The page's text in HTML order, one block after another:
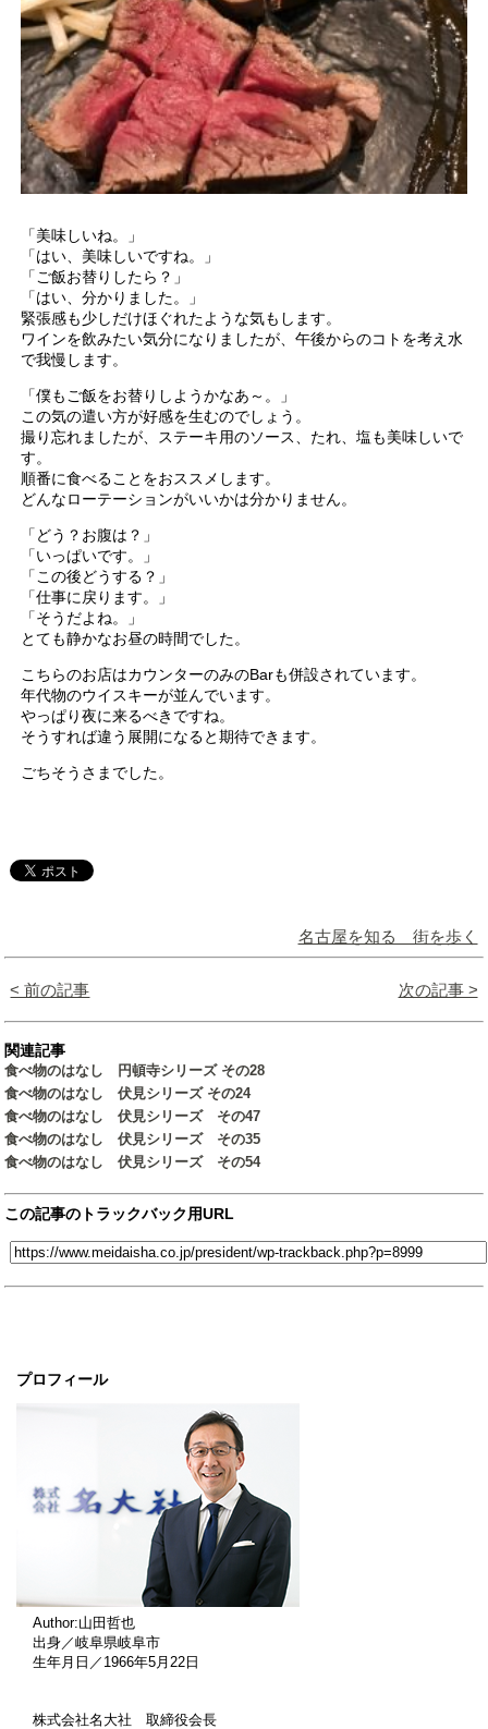
プロフィール
Author:山田哲也
出身／岐阜県岐阜市
生年月日／1966年5月22日
株式会社名大社 取締役会長
「美味しいね。」
「はい、美味しいですね。」
「ご飯お替りしたら？」
「はい、分かりました。」
緊張感も少しだけほぐれたような気もします。
ワインを飲みたい気分になりましたが、午後からのコトを考え水
で我慢します。
「僕もご飯をお替りしようかなあ～。」
この気の遣い方が好感を生むのでしょう。
撮り忘れましたが、ステーキ用のソース、たれ、塩も美味しいで
す。
順番に食べることをおススメします。
どんなローテーションがいいかは分かりません。
「どう？お腹は？」
「いっぱいです。」
「この後どうする？」
「仕事に戻ります。」
「そうだよね。」
とても静かなお昼の時間でした。
こちらのお店はカウンターのみのBarも併設されています。
年代物のウイスキーが並んでいます。
やっぱり夜に来るべきですね。
そうすれば違う展開になると期待できます。
ごちそうさまでした。
名古屋を知る 街を歩く
< 前の記事 次の記事 >
関連記事
食べ物のはなし 円頓寺シリーズ その28
食べ物のはなし 伏見シリーズ その24
食べ物のはなし 伏見シリーズ その47
食べ物のはなし 伏見シリーズ その35
食べ物のはなし 伏見シリーズ その54
この記事のトラックバック用URL